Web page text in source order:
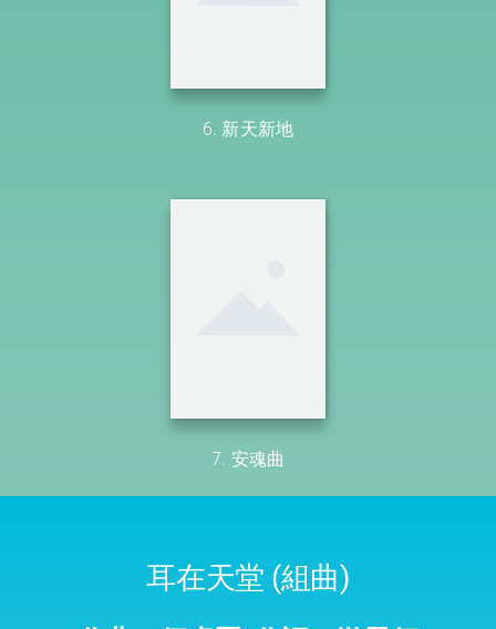
6. 新天新地
7. 安魂曲
耳在天堂 (組曲)